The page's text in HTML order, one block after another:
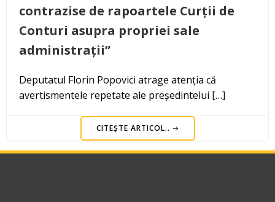
contrazise de rapoartele Curții de
Conturi asupra propriei sale
administrații”
Deputatul Florin Popovici atrage atenția că
avertismentele repetate ale președintelui […]
CITEȘTE ARTICOL..